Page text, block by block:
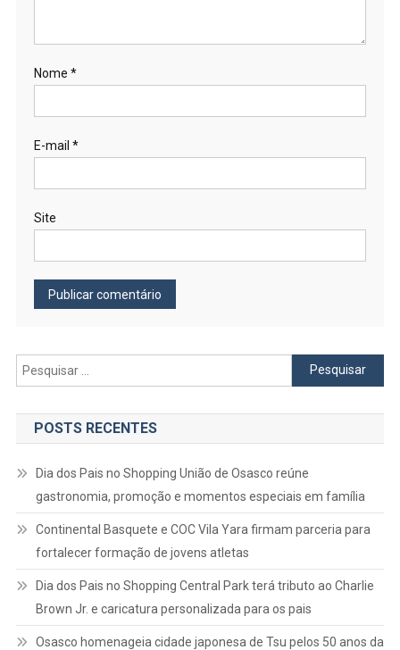
Nome *
E-mail *
Site
Pesquisar
por:
POSTS RECENTES
Dia dos Pais no Shopping União de Osasco reúne
gastronomia, promoção e momentos especiais em família
Continental Basquete e COC Vila Yara firmam parceria para
fortalecer formação de jovens atletas
Dia dos Pais no Shopping Central Park terá tributo ao Charlie
Brown Jr. e caricatura personalizada para os pais
Osasco homenageia cidade japonesa de Tsu pelos 50 anos da